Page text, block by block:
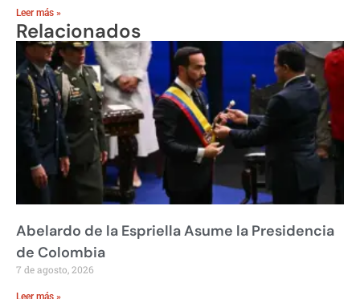
Leer más »
Relacionados
Abelardo de la Espriella Asume la Presidencia
de Colombia
7 de agosto, 2026